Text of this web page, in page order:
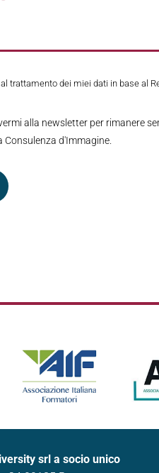
trattamento dei miei dati in base al
alla newsletter per rimanere
Consulenza d'Immagine.
srl a socio unico